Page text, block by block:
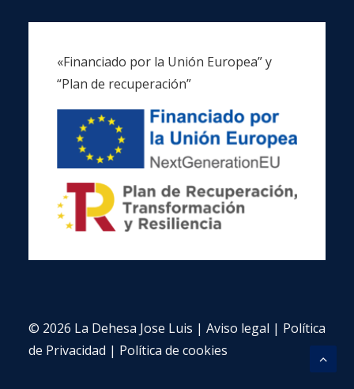
«Financiado por la Unión Europea” y
“Plan de recuperación”
© 2026 La Dehesa Jose Luis | Aviso legal | Política
de Privacidad | Política de cookies